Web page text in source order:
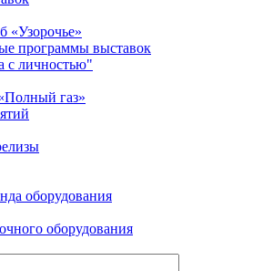
«Узорочье»
программы выставок
с личностью"
газ»
оборудования
оборудования